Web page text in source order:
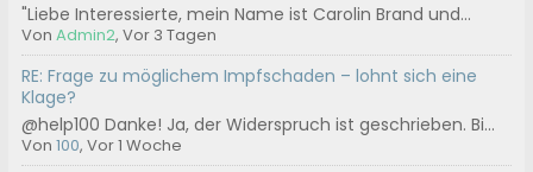
"Liebe Interessierte, mein Name ist Carolin Brand und...
VonAdmin2, Vor 3 Tagen
RE: Frage zu möglichem Impfschaden – lohnt sich eine
Klage?
@help100 Danke! Ja, der Widerspruch ist geschrieben. Bi...
Von100, Vor 1 Woche